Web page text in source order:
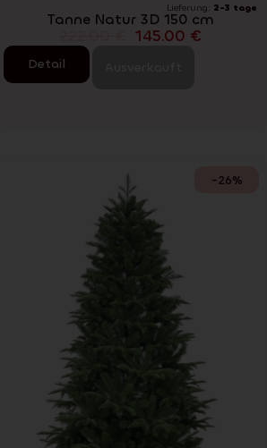
Lieferung: 2-3 tage
Tanne Natur 3D 150 cm
145.00 €
Detail
-26%